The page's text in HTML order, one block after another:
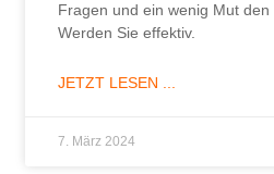
Fragen und ein wenig Mut den
Werden Sie effektiv.
JETZT LESEN ...
7. März 2024